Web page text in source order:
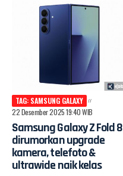
TAG: SAMSUNG GALAXY
22 Desember 2025 19:40 WIB
Samsung Galaxy Z Fold 8
dirumorkan upgrade
kamera, telefoto &
ultrawide naik kelas